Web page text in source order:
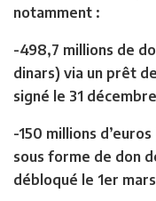
notamment :
-498,7 millions de
dinars) via un prêt
signé le 31
-150 millions
sous forme de don
débloqué le 1er